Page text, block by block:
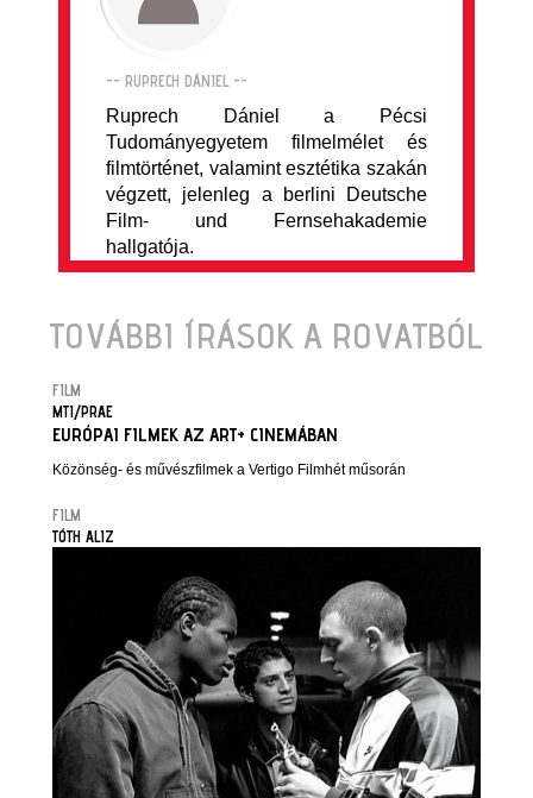
-- RUPRECH DÁNIEL --
Ruprech Dániel a Pécsi
Tudományegyetem filmelmélet és
filmtörténet, valamint esztétika szakán
végzett, jelenleg a berlini Deutsche
Film- und Fernsehakademie
hallgatója.
TOVÁBBI ÍRÁSOK A ROVATBÓL
FILM
MTI/PRAE
EURÓPAI FILMEK AZ ART+ CINEMÁBAN
Közönség- és művészfilmek a Vertigo Filmhét műsorán
FILM
TÓTH ALIZ